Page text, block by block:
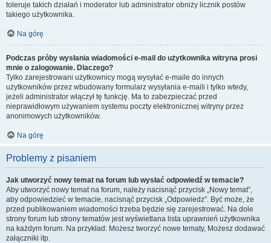
toleruje takich działań i moderator lub administrator obniży licznik postów
takiego użytkownika.
Na górę
Podczas próby wysłania wiadomości e-mail do użytkownika witryna prosi
mnie o zalogowanie. Dlaczego?
Tylko zarejestrowani użytkownicy mogą wysyłać e-maile do innych
użytkowników przez wbudowany formularz wysyłania e-maili i tylko wtedy,
jeżeli administrator włączył tę funkcję. Ma to zabezpieczać przed
nieprawidłowym używaniem systemu poczty elektronicznej witryny przez
anonimowych użytkowników.
Na górę
Problemy z pisaniem
Jak utworzyć nowy temat na forum lub wysłać odpowiedź w temacie?
Aby utworzyć nowy temat na forum, należy nacisnąć przycisk „Nowy temat”,
aby odpowiedzieć w temacie, nacisnąć przycisk „Odpowiedz”. Być może, że
przed publikowaniem wiadomości trzeba będzie się zarejestrować. Na dole
strony forum lub strony tematów jest wyświetlana lista uprawnień użytkownika
na każdym forum. Na przykład: Możesz tworzyć nowe tematy, Możesz dodawać
załączniki itp.